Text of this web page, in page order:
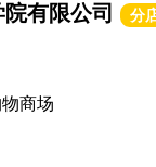
有限公司 分
商场